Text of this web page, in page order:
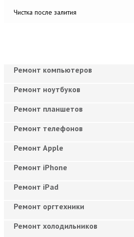
Чистка после залития
Ремонт компьютеров
Ремонт ноутбуков
Ремонт планшетов
Ремонт телефонов
Ремонт Apple
Ремонт iPhone
Ремонт iPad
Ремонт оргтехники
Ремонт холодильников